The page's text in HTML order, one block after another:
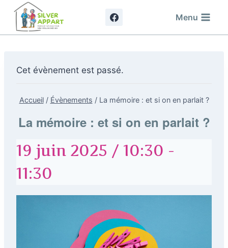
Aller
contenu
Menu
Cet évènement est passé.
Accueil / Évènements / La mémoire : et si on en parlait ?
La mémoire : et si on en parlait ?
19 juin 2025 / 10:30 -
11:30